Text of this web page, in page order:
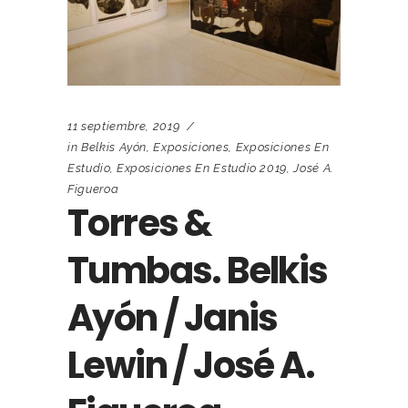
11 septiembre, 2019
in Belkis Ayón ,Exposiciones Exposiciones En
Estudio, Exposiciones En Estudio 2019
José A.
Figueroa
Torres &
Tumbas. Belkis
Ayón / Janis
Lewin / José A.